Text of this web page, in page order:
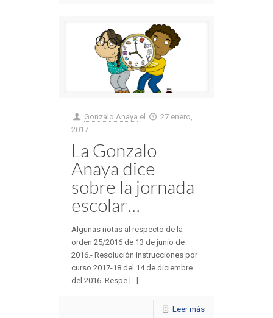
Gonzalo Anaya el
27 enero,
2017
La Gonzalo
Anaya dice
sobre la jornada
escolar…
Algunas notas al respecto de la
orden 25/2016 de 13 de junio de
2016.- Resolución instrucciones por
curso 2017-18 del 14 de diciembre
del 2016. Respe [...]
Leer más